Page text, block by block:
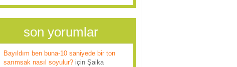
son yorumlar
Bayıldım ben buna-10 saniyede bir ton
sarımsak nasıl soyulur? için Şaika